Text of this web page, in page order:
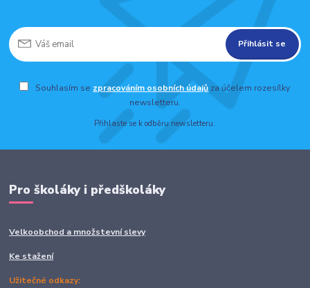
Přihlásit se
Souhlasím se zpracováním osobních údajů za účelem rozesílky
newsletteru.
Přihlaste se k odběru newsletteru.
Pro školáky i předškoláky
Velkoobchod a množstevní slevy
Ke stažení
Užitečné odkazy: